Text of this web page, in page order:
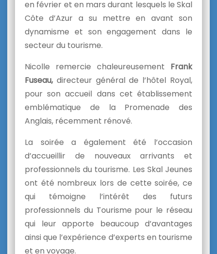
en février et en mars durant lesquels le Skal
Côte d’Azur a su mettre en avant son
dynamisme et son engagement dans le
secteur du tourisme.
Nicolle remercie chaleureusement Frank
Fuseau,directeur général de l’hôtel Royal,
pour son accueil dans cet établissement
emblématique de la Promenade des
Anglais, récemment rénové.
La soirée a également été l’occasion
d’accueillir de nouveaux arrivants et
professionnels du tourisme. Les Skal Jeunes
ont été nombreux lors de cette soirée, ce
qui témoigne l’intérêt des futurs
professionnels du Tourisme pour le réseau
qui leur apporte beaucoup d’avantages
ainsi que l’expérience d’experts en tourisme
et en voyage.